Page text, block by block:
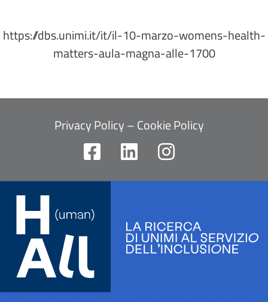
https://dbs.unimi.it/it/il-10-marzo-womens-health-
matters-aula-magna-alle-1700
Privacy Policy–Cookie Policy
F
a
c
e
b
k
L
i
n
e
d
i
I
n
s
a
g
r